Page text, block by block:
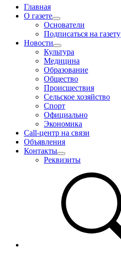
Главная
О газете
Основатели
Подписаться на газету
Новости
Культура
Медицина
Образование
Общество
Происшествия
Сельское хозяйство
Спорт
Официально
Экономика
Call-центр на связи
Объявления
Контакты
Реквизиты